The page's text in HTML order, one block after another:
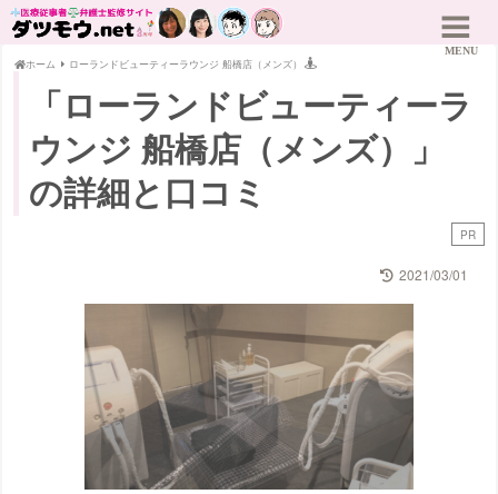
ホーム ローランドビューティーラウンジ 船橋店（メンズ）
「ローランドビューティーラ
ウンジ 船橋店（メンズ）」
の詳細と口コミ
PR
2021/03/01